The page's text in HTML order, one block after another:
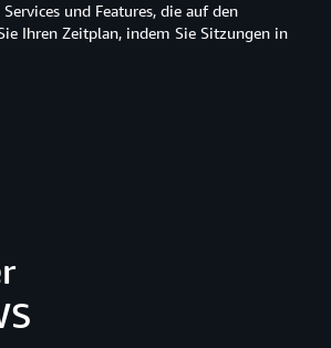
und Features, die auf den
Ihren Zeitplan, indem Sie Sitzungen in